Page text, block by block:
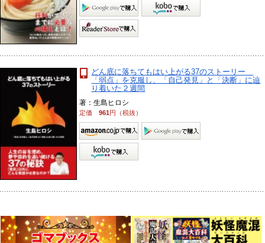
どん底に落ちてもはい上がる37のストーリー
「弱点」を克服し、「自己発見」と「決断」に辿
り着いた２週間
著：生島ヒロシ
定価961円（税抜）